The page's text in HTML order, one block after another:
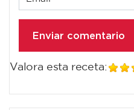
Valora esta receta: